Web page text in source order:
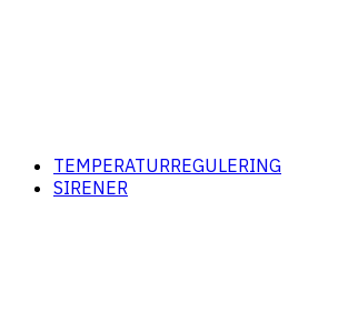
TEMPERATURREGULERING
SIRENER